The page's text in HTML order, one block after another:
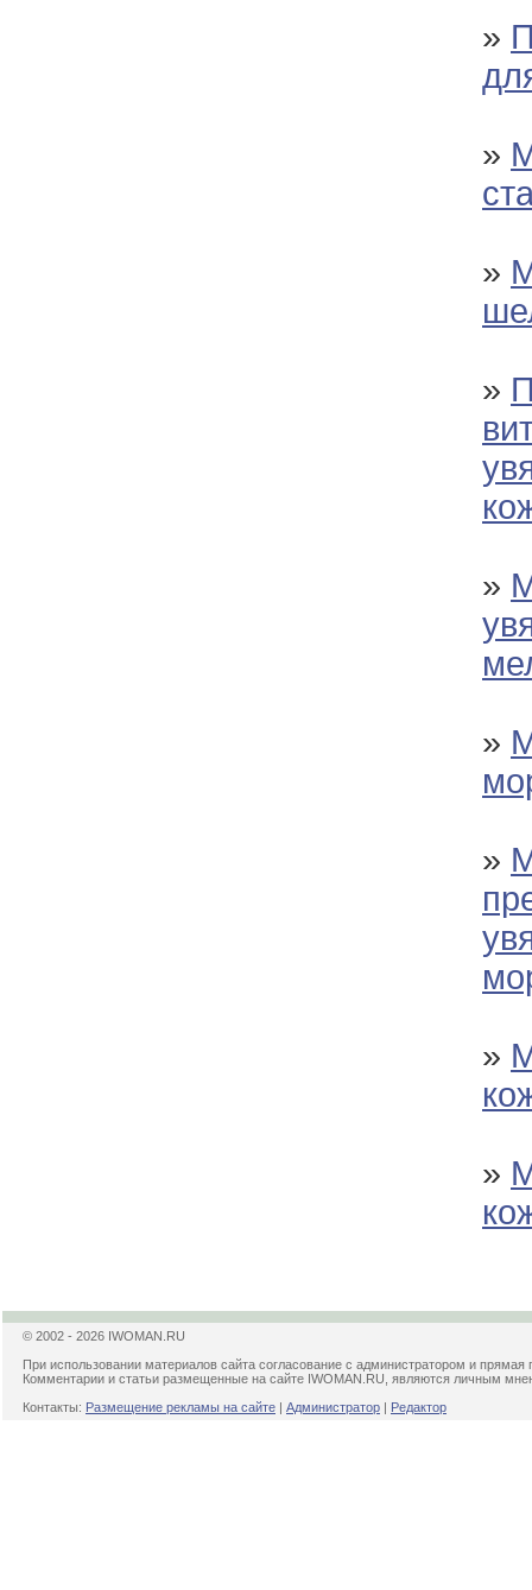
»
»
»
»
»
»
»
»
»
© 2002 - 2026 IWOMAN.RU
При использовании материалов сайта согласование с администратором и прямая
Комментарии и статьи размещенные на сайте IWOMAN.RU, являются личным
Контакты: Размещение рекламы на сайте | Администратор | Редактор